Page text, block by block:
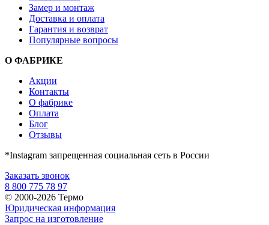
Замер и монтаж
Доставка и оплата
Гарантия и возврат
Популярные вопросы
О ФАБРИКЕ
Акции
Контакты
О фабрике
Оплата
Блог
Отзывы
*Instagram запрещенная социальная сеть в России
Заказать звонок
8 800 775 78 97
© 2000-2026 Термо
Юридическая информация
Запрос на изготовление